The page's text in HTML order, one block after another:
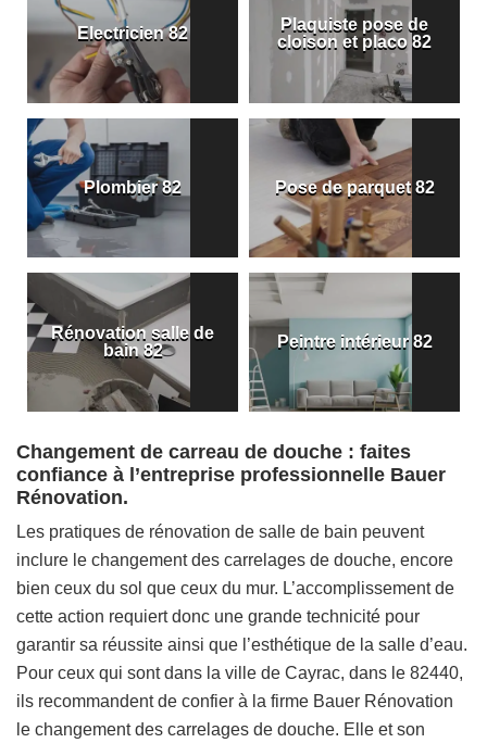
Electricien 82
Plaquiste pose de
cloison et placo 82
Plombier 82 Pose de parquet 82
Rénovation salle de
bain 82
Peintre intérieur 82
Changement de carreau de douche : faites
confiance à l’entreprise professionnelle Bauer
Rénovation.
Les pratiques de rénovation de salle de bain peuvent
inclure le changement des carrelages de douche, encore
bien ceux du sol que ceux du mur. L’accomplissement de
cette action requiert donc une grande technicité pour
garantir sa réussite ainsi que l’esthétique de la salle d’eau.
Pour ceux qui sont dans la ville de Cayrac, dans le 82440,
ils recommandent de confier à la firme Bauer Rénovation
le changement des carrelages de douche. Elle et son